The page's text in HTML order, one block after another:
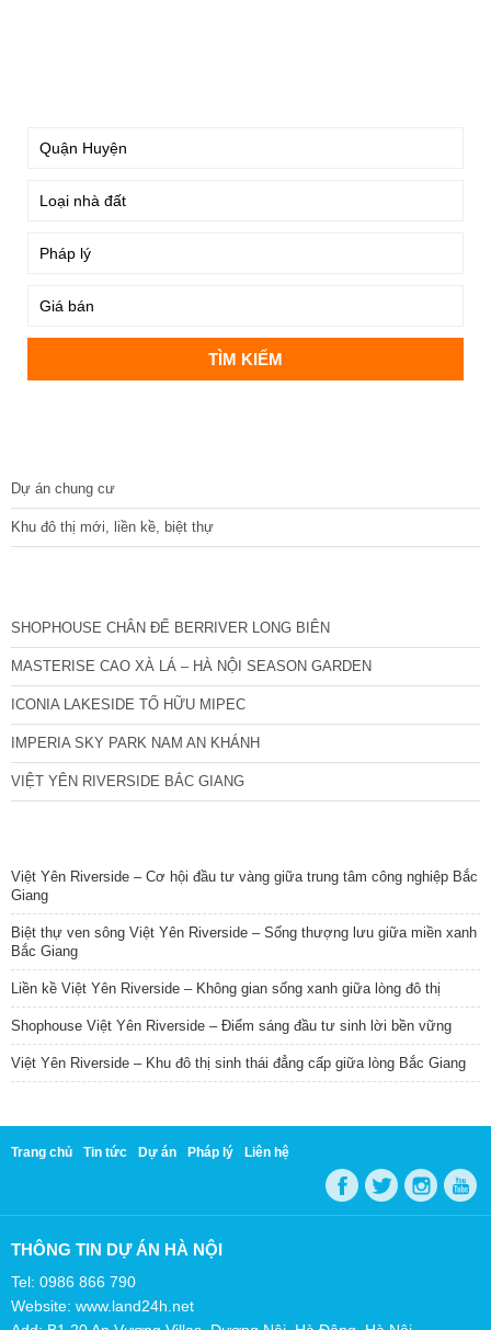
Dự án chung cư
Khu đô thị mới, liền kề, biệt thự
SHOPHOUSE CHÂN ĐẾ BERRIVER LONG BIÊN
MASTERISE CAO XÀ LÁ – HÀ NỘI SEASON GARDEN
ICONIA LAKESIDE TỐ HỮU MIPEC
IMPERIA SKY PARK NAM AN KHÁNH
VIỆT YÊN RIVERSIDE BẮC GIANG
Việt Yên Riverside – Cơ hội đầu tư vàng giữa trung tâm công nghiệp Bắc
Giang
Biệt thự ven sông Việt Yên Riverside – Sống thượng lưu giữa miền xanh
Bắc Giang
Liền kề Việt Yên Riverside – Không gian sống xanh giữa lòng đô thị
Shophouse Việt Yên Riverside – Điểm sáng đầu tư sinh lời bền vững
Việt Yên Riverside – Khu đô thị sinh thái đẳng cấp giữa lòng Bắc Giang
Trang chủ Tin tức Dự án Pháp lý Liên hệ
THÔNG TIN DỰ ÁN HÀ NỘI
Tel: 0986 866 790
Website: www.land24h.net